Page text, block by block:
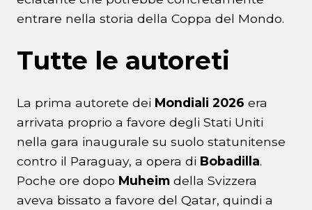
entrare nella storia della Coppa del Mondo.
Tutte le autoreti
La prima autorete dei Mondiali 2026 era
arrivata proprio a favore degli Stati Uniti
nella gara inaugurale su suolo statunitense
contro il Paraguay, a opera di Bobadilla.
Poche ore dopo Muheim della Svizzera
aveva bissato a favore del Qatar, quindi a